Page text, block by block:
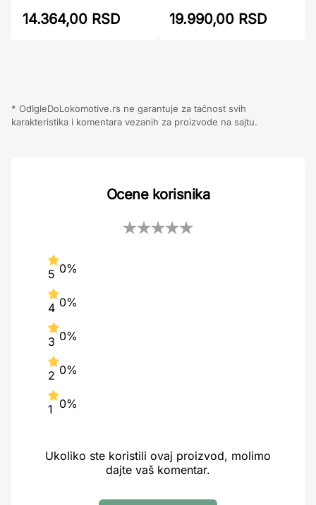
14.364,00 RSD 19.990,00 RSD
* OdIgleDoLokomotive.rs ne garantuje za tačnost svih
karakteristika i komentara vezanih za proizvode na sajtu.
Ocene korisnika
5 0%
4 0%
3 0%
2 0%
1 0%
Ukoliko ste koristili ovaj proizvod, molimo
dajte vaš komentar.